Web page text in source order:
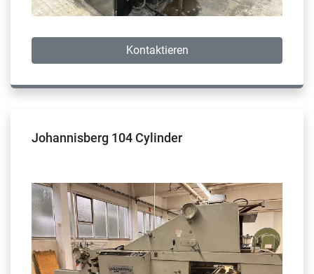
Kontaktieren
Johannisberg 104 Cylinder